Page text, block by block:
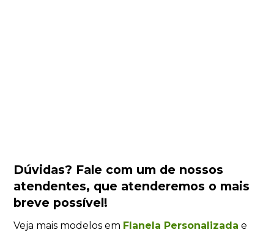
Dúvidas? Fale com um de nossos
atendentes, que atenderemos o mais
breve possível!
Veja mais modelos em Flanela Personalizada e